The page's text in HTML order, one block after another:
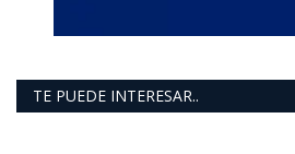
TE PUEDE INTERESAR..